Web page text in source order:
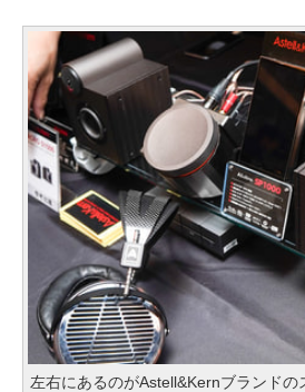
左右にあるのがAstell&Kernブランドの